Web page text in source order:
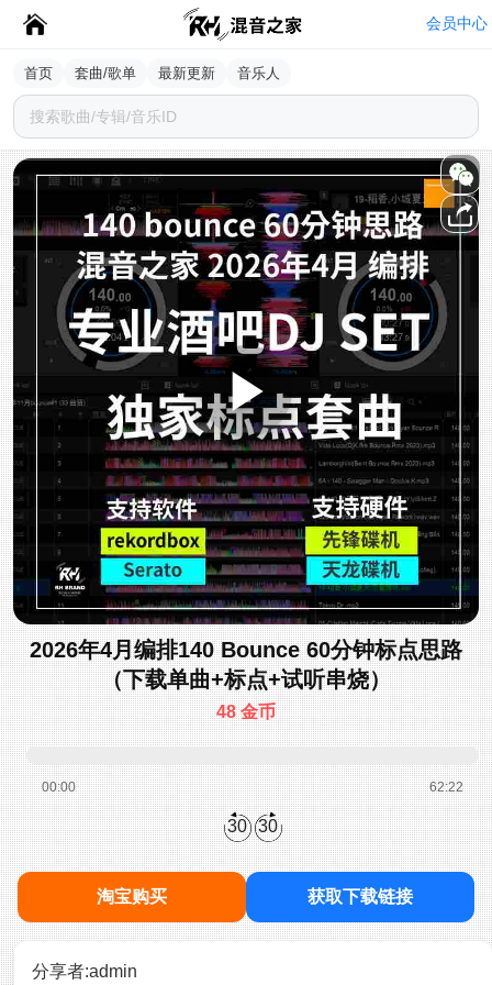
会员中心
首页 套曲/歌单 最新更新 音乐人
2026年4月编排140 Bounce 60分钟标点思路
（下载单曲+标点+试听串烧）
48 金币
00:00 62:22
30 30
淘宝购买 获取下载链接
分享者:admin